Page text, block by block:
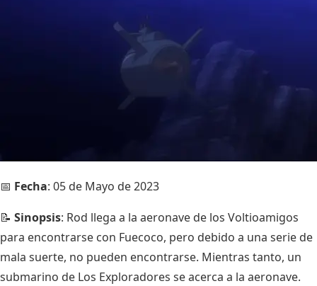
📅 Fecha: 05 de Mayo de 2023
📝 Sinopsis: Rod llega a la aeronave de los Voltioamigos
para encontrarse con Fuecoco, pero debido a una serie de
mala suerte, no pueden encontrarse. Mientras tanto, un
submarino de Los Exploradores se acerca a la aeronave.